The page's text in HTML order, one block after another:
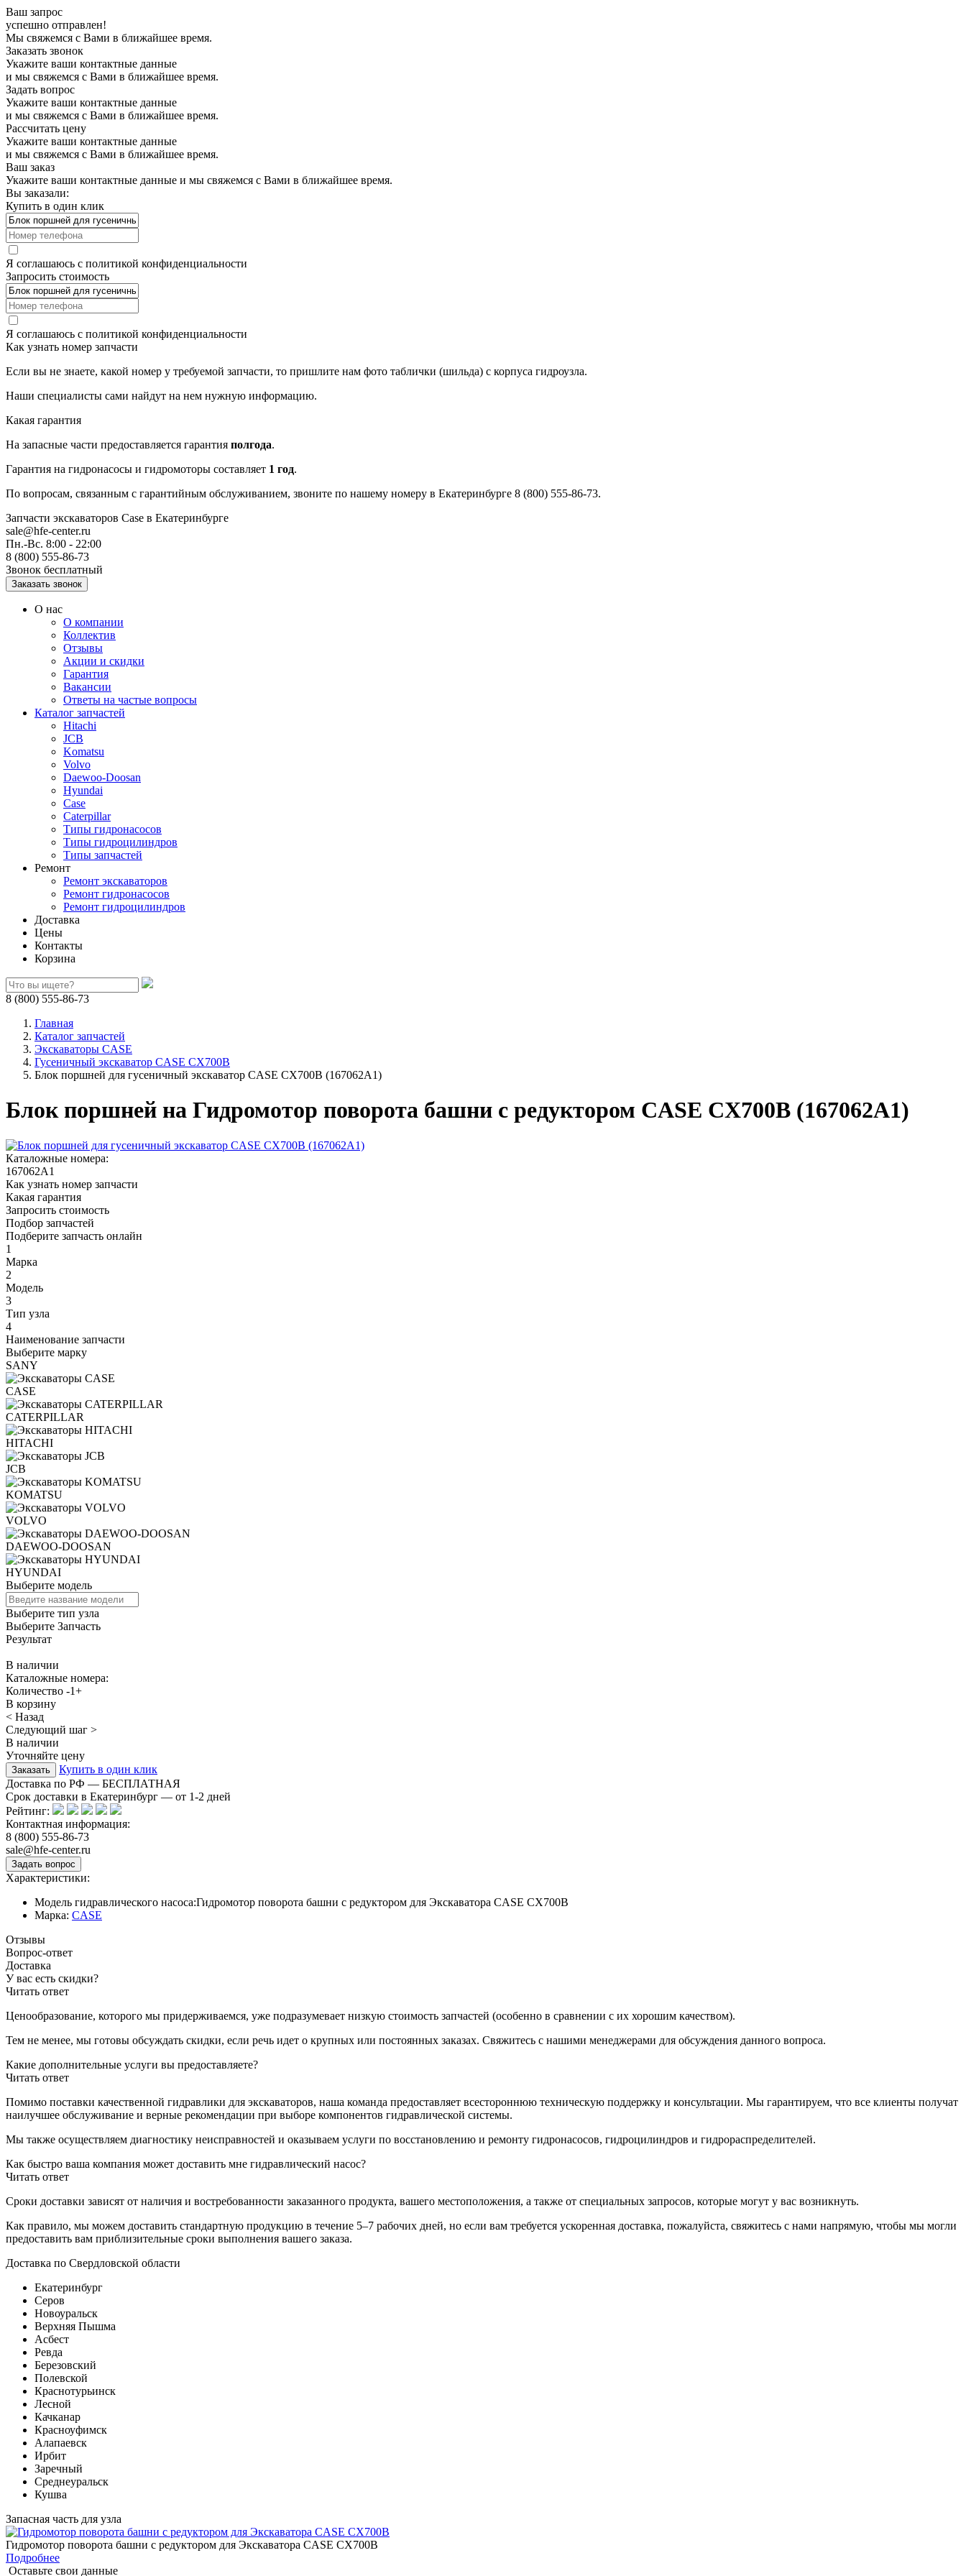
Ваш запрос
успешно отправлен!
Мы свяжемся с Вами в ближайшее время.
Заказать звонок
Укажите ваши контактные данные
и мы свяжемся с Вами в ближайшее время.
Задать вопрос
Укажите ваши контактные данные
и мы свяжемся с Вами в ближайшее время.
Рассчитать цену
Укажите ваши контактные данные
и мы свяжемся с Вами в ближайшее время.
Ваш заказ
Укажите ваши контактные данные и мы свяжемся с Вами в ближайшее время.
Вы заказали:
Купить в один клик
Я соглашаюсь с политикой конфиденциальности
Запросить стоимость
Я соглашаюсь с политикой конфиденциальности
Как узнать номер запчасти
Если вы не знаете, какой номер у требуемой запчасти, то пришлите нам фото таблички (шильда) с корпуса гидроузла.
Наши специалисты сами найдут на нем нужную информацию.
Какая гарантия
На запасные части предоставляется гарантия полгода.
Гарантия на гидронасосы и гидромоторы составляет 1 год.
По вопросам, связанным с гарантийным обслуживанием, звоните по нашему номеру в Екатеринбурге 8 (800) 555-86-73.
Запчасти экскаваторов Case в Екатеринбурге
sale@hfe-center.ru
Пн.-Вс. 8:00 - 22:00
8 (800) 555-86-73
Звонок бесплатный
О нас
О компании
Коллектив
Отзывы
Акции и скидки
Гарантия
Вакансии
Ответы на частые вопросы
Каталог запчастей
Hitachi
JCB
Komatsu
Volvo
Daewoo-Doosan
Hyundai
Case
Caterpillar
Типы гидронасосов
Типы гидроцилиндров
Типы запчастей
Ремонт
Ремонт экскаваторов
Ремонт гидронасосов
Ремонт гидроцилиндров
Доставка
Цены
Контакты
Корзина
8 (800) 555-86-73
Главная
Каталог запчастей
Экскаваторы CASE
Гусеничный экскаватор CASE CX700B
Блок поршней для гусеничный экскаватор CASE CX700B (167062A1)
Блок поршней на Гидромотор поворота башни с редуктором CASE CX700B (167062A1)
Каталожные номера:
167062A1
Как узнать номер запчасти
Какая гарантия
Запросить стоимость
Подбор запчастей
Подберите запчасть онлайн
1
Марка
2
Модель
3
Тип узла
4
Наименование запчасти
Выберите марку
SANY
CASE
CATERPILLAR
HITACHI
JCB
KOMATSU
VOLVO
DAEWOO-DOOSAN
HYUNDAI
Выберите модель
Выберите тип узла
Выберите Запчасть
Результат
В наличии
Каталожные номера:
Количество -1+
В корзину
< Назад
Следующий шаг >
В наличии
Уточняйте цену
Купить в один клик
Доставка по РФ — БЕСПЛАТНАЯ
Срок доставки в Екатеринбург — от 1-2 дней
Рейтинг:
Контактная информация:
8 (800) 555-86-73
sale@hfe-center.ru
Характеристики:
Модель гидравлического насоса:Гидромотор поворота башни с редуктором для Экскаватора CASE CX700B
Марка: CASE
Отзывы
Вопрос-ответ
Доставка
У вас есть скидки?
Читать ответ
Ценообразование, которого мы придерживаемся, уже подразумевает низкую стоимость запчастей (особенно в сравнении с их хорошим качеством).
Тем не менее, мы готовы обсуждать скидки, если речь идет о крупных или постоянных заказах. Свяжитесь с нашими менеджерами для обсуждения данного вопроса.
Какие дополнительные услуги вы предоставляете?
Читать ответ
Помимо поставки качественной гидравлики для экскаваторов, наша команда предоставляет всестороннюю техническую поддержку и консультации. Мы гарантируем, что все клиенты получат
наилучшее обслуживание и верные рекомендации при выборе компонентов гидравлической системы.
Мы также осуществляем диагностику неисправностей и оказываем услуги по восстановлению и ремонту гидронасосов, гидроцилиндров и гидрораспределителей.
Как быстро ваша компания может доставить мне гидравлический насос?
Читать ответ
Сроки доставки зависят от наличия и востребованности заказанного продукта, вашего местоположения, а также от специальных запросов, которые могут у вас возникнуть.
Как правило, мы можем доставить стандартную продукцию в течение 5–7 рабочих дней, но если вам требуется ускоренная доставка, пожалуйста, свяжитесь с нами напрямую, чтобы мы могли
предоставить вам приблизительные сроки выполнения вашего заказа.
Доставка по Свердловской области
Екатеринбург
Серов
Новоуральск
Верхняя Пышма
Асбест
Ревда
Березовский
Полевской
Краснотурьинск
Лесной
Качканар
Красноуфимск
Алапаевск
Ирбит
Заречный
Среднеуральск
Кушва
Запасная часть для узла
Гидромотор поворота башни с редуктором для Экскаватора CASE CX700B
Подробнее
Оставьте свои данные